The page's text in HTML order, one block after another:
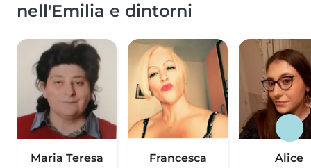
nell'Emilia e dintorni
Maria Teresa Francesca Alice